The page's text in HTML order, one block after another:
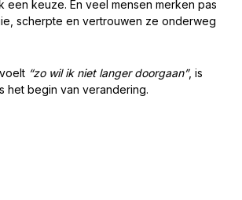
een keuze. En veel mensen merken pas
scherpte en vertrouwen ze onderweg
“zo wil ik niet langer doorgaan”, is
het begin van verandering.